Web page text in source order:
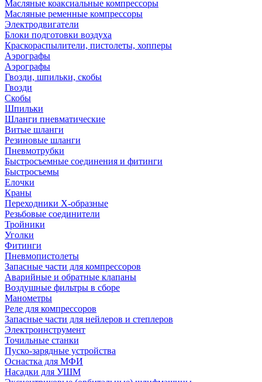
Масляные коаксиальные компрессоры
Масляные ременные компрессоры
Электродвигатели
Блоки подготовки воздуха
Краскораспылители, пистолеты, хопперы
Аэрографы
Аэрографы
Гвозди, шпильки, скобы
Гвозди
Скобы
Шпильки
Шланги пневматические
Витые шланги
Резиновые шланги
Пневмотрубки
Быстросъемные соединения и фитинги
Быстросъемы
Елочки
Краны
Переходники Х-образные
Резьбовые соединители
Тройники
Уголки
Фитинги
Пневмопистолеты
Запасные части для компрессоров
Аварийные и обратные клапаны
Воздушные фильтры в сборе
Манометры
Реле для компрессоров
Запасные части для нейлеров и степлеров
Электроинструмент
Точильные станки
Пуско-зарядные устройства
Оснастка для МФИ
Насадки для УШМ